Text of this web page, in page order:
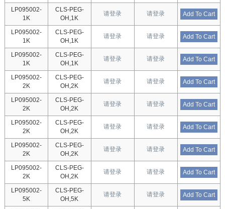
LP095002-
1K
CLS-PEG-
OH,1K
请登录 请登录 Add To Cart
LP095002-
1K
CLS-PEG-
OH,1K
请登录 请登录 Add To Cart
LP095002-
1K
CLS-PEG-
OH,1K
请登录 请登录 Add To Cart
LP095002-
2K
CLS-PEG-
OH,2K
请登录 请登录 Add To Cart
LP095002-
2K
CLS-PEG-
OH,2K
请登录 请登录 Add To Cart
LP095002-
2K
CLS-PEG-
OH,2K
请登录 请登录 Add To Cart
LP095002-
2K
CLS-PEG-
OH,2K
请登录 请登录 Add To Cart
LP095002-
2K
CLS-PEG-
OH,2K
请登录 请登录 Add To Cart
LP095002-
5K
CLS-PEG-
OH,5K
请登录 请登录 Add To Cart